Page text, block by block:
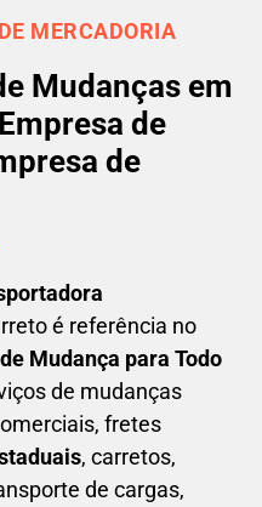
MERCADORIA
Mudanças em
de
de
é referência no
Mudança para Todo
de mudanças
fretes
, carretos,
de cargas,